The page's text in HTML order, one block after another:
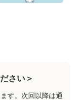
さい＞
す。次回以降は通